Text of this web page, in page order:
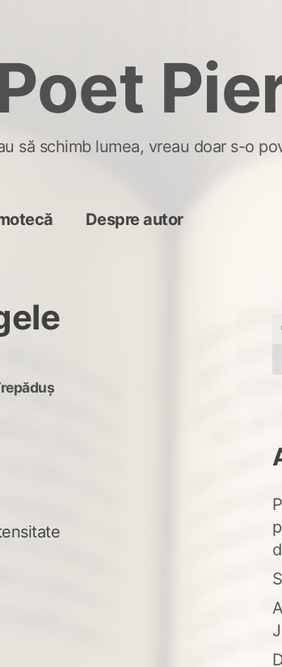
să schimb lumea, vreau doar s-o
Despre autor